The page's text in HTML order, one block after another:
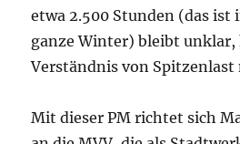
etwa 2.500 Stunden (das ist
ganze Winter) bleibt unklar,
Verständnis von
Mit dieser PM richtet sich